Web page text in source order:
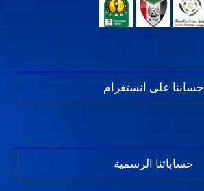
حسابنا على انستغرام
حساباتنا الرسمية